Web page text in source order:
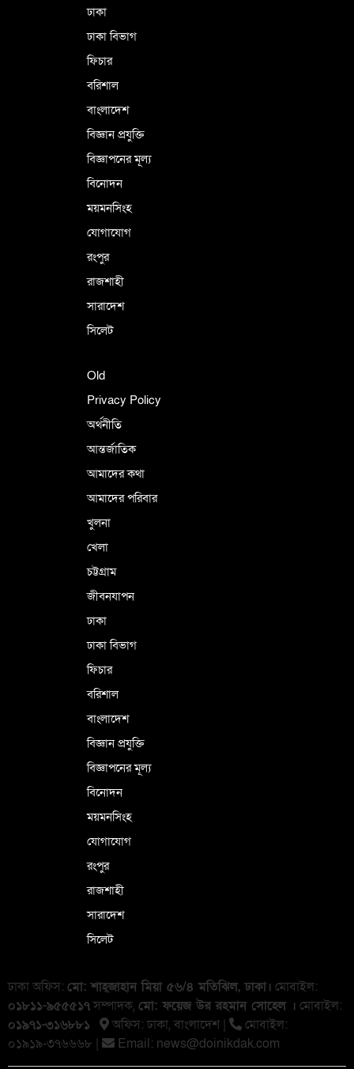
ঢাকা
ঢাকা বিভাগ
ফিচার
বরিশাল
বাংলাদেশ
বিজ্ঞান প্রযুক্তি
বিজ্ঞাপনের মূল্য
বিনোদন
ময়মনসিংহ
যোগাযোগ
রংপুর
রাজশাহী
সারাদেশ
সিলেট
Old
Privacy Policy
অর্থনীতি
আন্তর্জাতিক
আমাদের কথা
আমাদের পরিবার
খুলনা
খেলা
চট্টগ্রাম
জীবনযাপন
ঢাকা
ঢাকা বিভাগ
ফিচার
বরিশাল
বাংলাদেশ
বিজ্ঞান প্রযুক্তি
বিজ্ঞাপনের মূল্য
বিনোদন
ময়মনসিংহ
যোগাযোগ
রংপুর
রাজশাহী
সারাদেশ
সিলেট
ঢাকা অফিস: মো: শাহ্জাহান মিয়া ৫৬/৪ মতিঝিল, ঢাকা। মোবাইল:
০১৮১১-৯৫৫৫১৭সম্পাদক, মো: ফয়েজ উর রহমান সোহেল । মোবাইল:
০১৯৭১-৩১৬৮৮১
অফিস: ঢাকা, বাংলা‌দেশ |
মোবাইল:
০১৯১৯-৩৭৬৬৬৮ |
Email: news@doinikdak.com